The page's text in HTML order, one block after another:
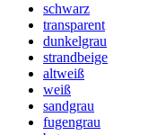
schwarz
transparent
dunkelgrau
strandbeige
altweiß
weiß
sandgrau
fugengrau